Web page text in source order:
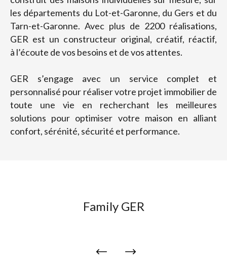
les départements du Lot-et-Garonne, du Gers et du
Tarn-et-Garonne. Avec plus de 2200 réalisations,
GER est un constructeur original, créatif, réactif,
à l’écoute de vos besoins et de vos attentes.
GER s’engage avec un service complet et
personnalisé pour réaliser votre projet immobilier de
toute une vie en recherchant les meilleures
solutions pour optimiser votre maison en alliant
confort, sérénité, sécurité et performance.
Family GER